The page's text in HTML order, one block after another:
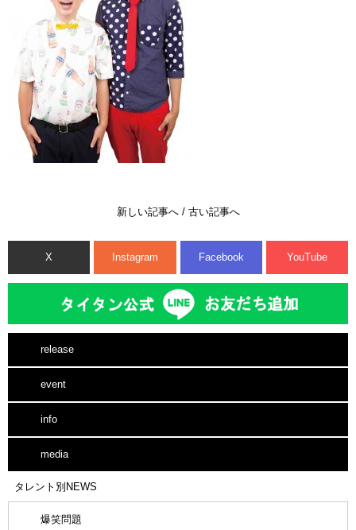
新しい記事へ/ 古い記事へ
X Instagram Facebook YouTube
release
event
info
media
タレント別NEWS
爆笑問題